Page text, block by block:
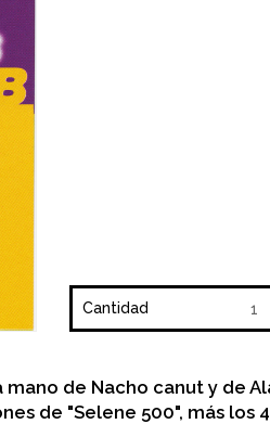
Cantidad
de Nacho canut y de
de "Selene 500", más los